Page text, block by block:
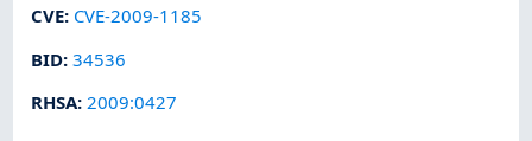
CVE: CVE-2009-1185
BID:34536
RHSA: 2009:0427